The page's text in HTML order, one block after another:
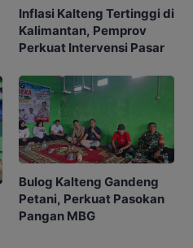
Inflasi Kalteng Tertinggi di
Kalimantan, Pemprov
Perkuat Intervensi Pasar
Bulog Kalteng Gandeng
Petani, Perkuat Pasokan
Pangan MBG